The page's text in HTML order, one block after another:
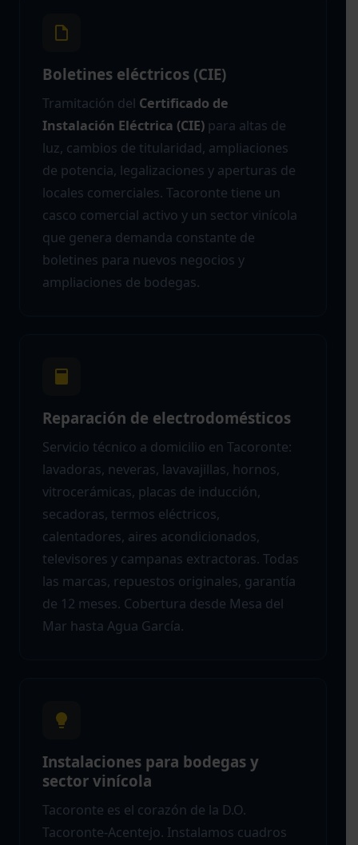
Boletines eléctricos (CIE)
Tramitación del Certificado de
Instalación Eléctrica (CIE) para altas de
luz, cambios de titularidad, ampliaciones
de potencia, legalizaciones y aperturas de
locales comerciales. Tacoronte tiene un
casco comercial activo y un sector vinícola
que genera demanda constante de
boletines para nuevos negocios y
ampliaciones de bodegas.
Reparación de electrodomésticos
Servicio técnico a domicilio en Tacoronte:
lavadoras, neveras, lavavajillas, hornos,
vitrocerámicas, placas de inducción,
secadoras, termos eléctricos,
calentadores, aires acondicionados,
televisores y campanas extractoras. Todas
las marcas, repuestos originales, garantía
de 12 meses. Cobertura desde Mesa del
Mar hasta Agua García.
Instalaciones para bodegas y
sector vinícola
Tacoronte es el corazón de la D.O.
Tacoronte-Acentejo. Instalamos cuadros